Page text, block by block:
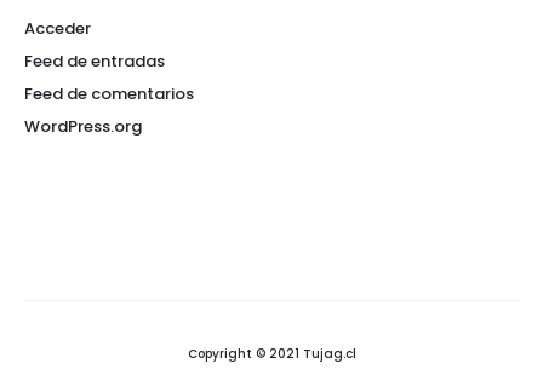
Acceder
Feed de entradas
Feed de comentarios
WordPress.org
Copyright © 2021 Tujag.cl